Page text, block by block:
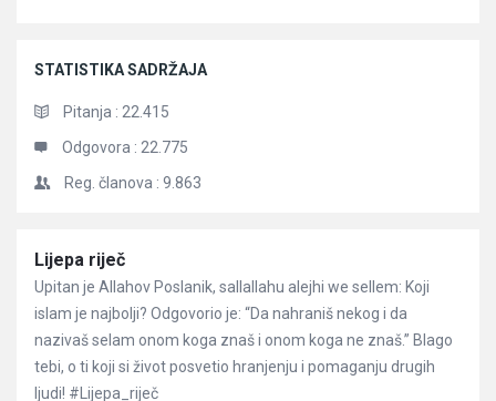
STATISTIKA SADRŽAJA
Pitanja : 22.415
Odgovora : 22.775
Reg. članova : 9.863
Članci
Lijepa riječ
Upitan je Allahov Poslanik, sallallahu alejhi we sellem: Koji
islam je najbolji? Odgovorio je: “Da nahraniš nekog i da
nazivaš selam onom koga znaš i onom koga ne znaš.” Blago
tebi, o ti koji si život posvetio hranjenju i pomaganju drugih
ljudi! #Lijepa_riječ